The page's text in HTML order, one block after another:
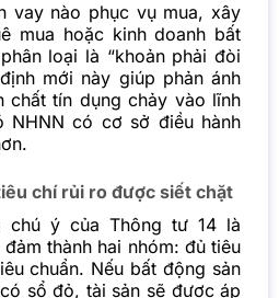
vay nào phục vụ mua, xây
mua hoặc kinh doanh bất
loại là “khoản phải đòi
mới này giúp phản ánh
chất tín dụng chảy vào lĩnh
NHNN có cơ sở điều hành
chí rủi ro được siết chặt
chú ý của Thông tư 14 là
thành hai nhóm: đủ tiêu
chuẩn. Nếu bất động sản
sổ đỏ, tài sản sẽ được áp